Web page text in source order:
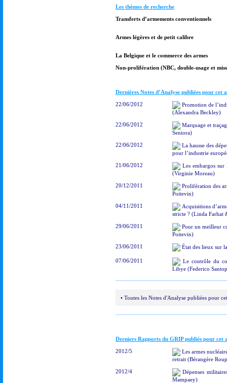
Les thèmes de recherche
Transferts d’armements conventionnels
Armes légères et de petit calibre
La Belgique et le commerce des armes
Non-prolifération (NBC, double-usage et
Dernières Notes d’Analyse publiées pour cet
22/06/2012
Promotion de
(Alexandra Beckley)
22/06/2012
Marquage et
Seniora)
22/06/2012
La hausse des
pour l’industrie
21/06/2012
Les embargos sur
(Virginie Moreau)
20/12/2011
Prolifération des
Poitevin)
04/11/2011
Acquisitions
stricte ? (Linda Farhat
29/06/2011
Pour un meilleur
Poitevin)
23/06/2011
État des lieux sur
07/06/2011
Le contrôle du
Libye (Federico
• Toutes les Notes d'Analyse publiées pour
Derniers Rapports du GRIP publiés pour cet
2012/5
Les armes
retrait (Bérangère
2012/4
Dépenses
Mampaey)